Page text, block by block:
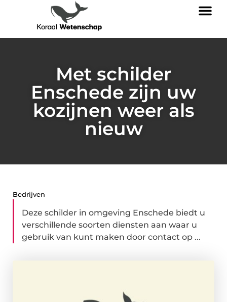
Met schilder
Enschede zijn uw
kozijnen weer als
nieuw
Bedrijven
Deze schilder in omgeving Enschede biedt u
verschillende soorten diensten aan waar u
gebruik van kunt maken door contact op ...